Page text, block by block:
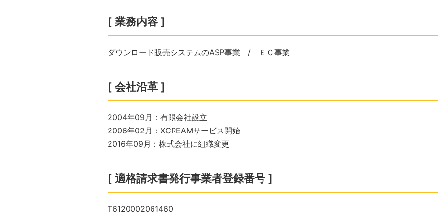
[ 業務内容 ]
ダウンロード販売システムのASP事業 / ＥＣ事業
[ 会社沿革 ]
2004年09月：有限会社設立
2006年02月：XCREAMサービス開始
2016年09月：株式会社に組織変更
[ 適格請求書発行事業者登録番号 ]
T6120002061460